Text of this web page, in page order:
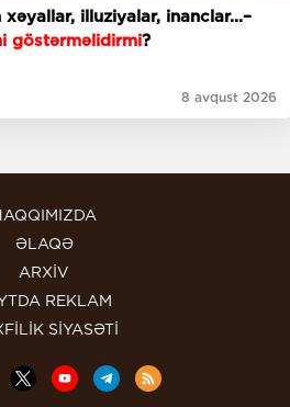
xəyallar, illuziyalar, inanclar...–
göstərməlidirmi?
8 avqust 2026
ƏLAQƏ
ARXİV
REKLAM
SİYASƏTİ